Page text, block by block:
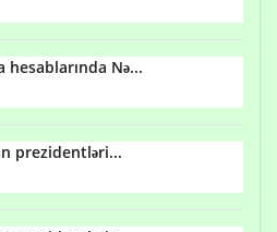
Nə...
prezidentləri...